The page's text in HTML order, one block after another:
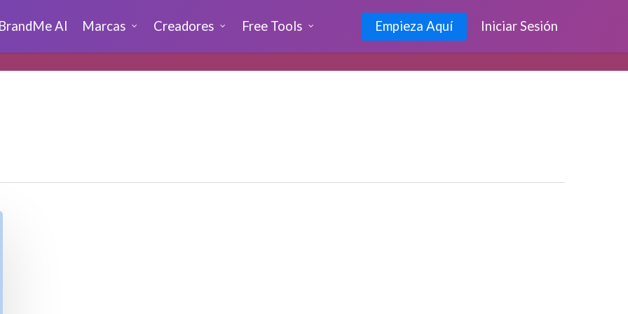
BrandMe AI Marcas Creadores Free Tools Empieza Aquí Iniciar Sesión